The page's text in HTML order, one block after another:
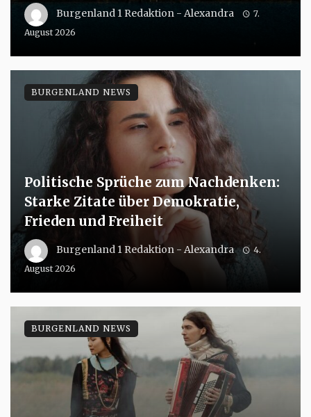
Burgenland 1 Redaktion - Alexandra
7.
August 2026
Politische Sprüche zum Nachdenken:
Starke Zitate über Demokratie,
Frieden und Freiheit
Burgenland 1 Redaktion - Alexandra
4.
August 2026
BURGENLAND NEWS
BURGENLAND NEWS